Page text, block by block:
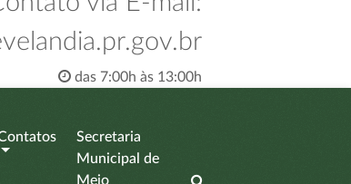
das 7:00h às 13:00h
Secretaria
Municipal de
Meio